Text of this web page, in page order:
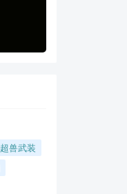
超兽武装